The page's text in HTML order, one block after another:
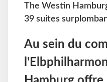
The Westin
39 suites
Au sein du